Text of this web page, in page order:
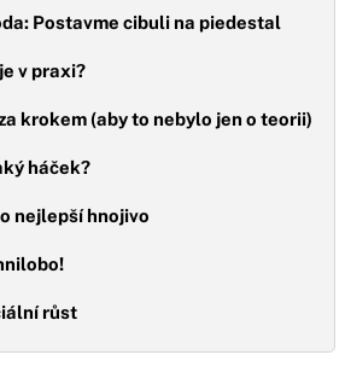
Postavme cibuli na piedestal
v praxi?
krokem (aby to nebylo jen o teorii)
háček?
nejlepší hnojivo
růst